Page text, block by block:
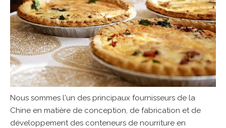
Nous sommes l'un des principaux fournisseurs de la
Chine en matière de conception, de fabrication et de
développement des conteneurs de nourriture en